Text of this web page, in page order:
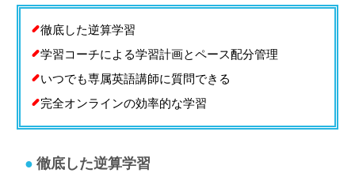
徹底した逆算学習
学習コーチによる学習計画とペース配分管理
いつでも専属英語講師に質問できる
完全オンラインの効率的な学習
徹底した逆算学習